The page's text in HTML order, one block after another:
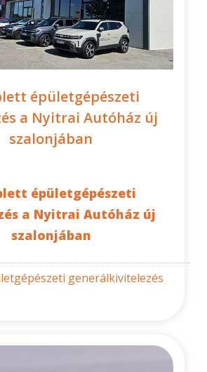
épületgépészeti
a Nyitrai Autóház új
szalonjában
épületgépészeti
a Nyitrai Autóház új
szalonjában
generálkivitelezés